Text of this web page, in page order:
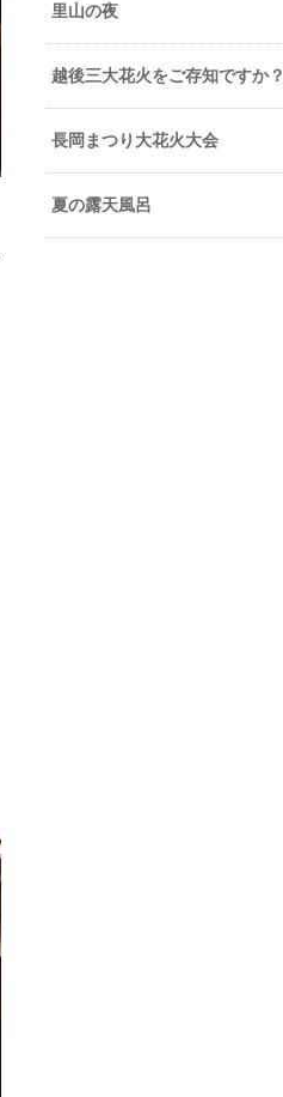
里山の夜
越後三大花火をご存知ですか？
長岡まつり大花火大会
夏の露天風呂